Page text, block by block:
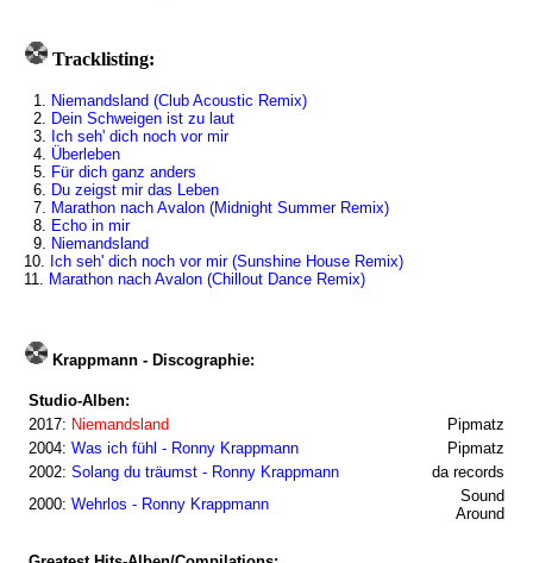
Tracklisting:
1. Niemandsland (Club Acoustic Remix)
2. Dein Schweigen ist zu laut
3. Ich seh' dich noch vor mir
4. Überleben
5. Für dich ganz anders
6. Du zeigst mir das Leben
7. Marathon nach Avalon (Midnight Summer Remix)
8. Echo in mir
9. Niemandsland
10. Ich seh' dich noch vor mir (Sunshine House Remix)
11. Marathon nach Avalon (Chillout Dance Remix)
Krappmann - Discographie:
Studio-Alben:
2017: Niemandsland
Pipmatz
2004: Was ich fühl - Ronny Krappmann
Pipmatz
2002: Solang du träumst - Ronny Krappmann
da records
2000: Wehrlos - Ronny Krappmann
Sound
Around